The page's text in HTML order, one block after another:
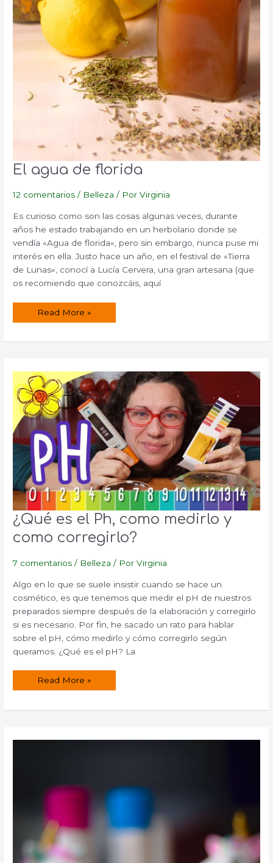
El agua de florida
12 comentarios / Belleza / PorVirginia
Es curioso como son las cosas algunas veces, durante
años he estado trabajando en un herbolario donde se
vendía «Agua de florida«, pero sin embargo, nunca puse mi
interés en ella. Justo hace un año, en el festival de «Tierra
de Lunas», conocí a Lucía Cervera, una gran artesana (que
os recomiendo que conozcáis, aquí
El
Read More »
¿Qué es el Ph, como medirlo y
como corregirlo?
7 comentarios / Belleza / PorVirginia
Algo en lo que se suele insistir cuando se hace un
cosmético, es que tenemos que medir el pH de nuestros
preparados siempre después de la elaboración y corregirlo
si es necesario. Por fin, he sacado un rato para hablar
sobre el pH, cómo medirlo y cómo corregirlo según
queramos. ¿Qué es el pH? La
¿Qué
como
corregirlo?
Read More »